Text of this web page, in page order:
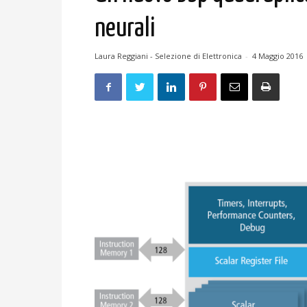
neurali
Laura Reggiani - Selezione di Elettronica - 4 Maggio 2016